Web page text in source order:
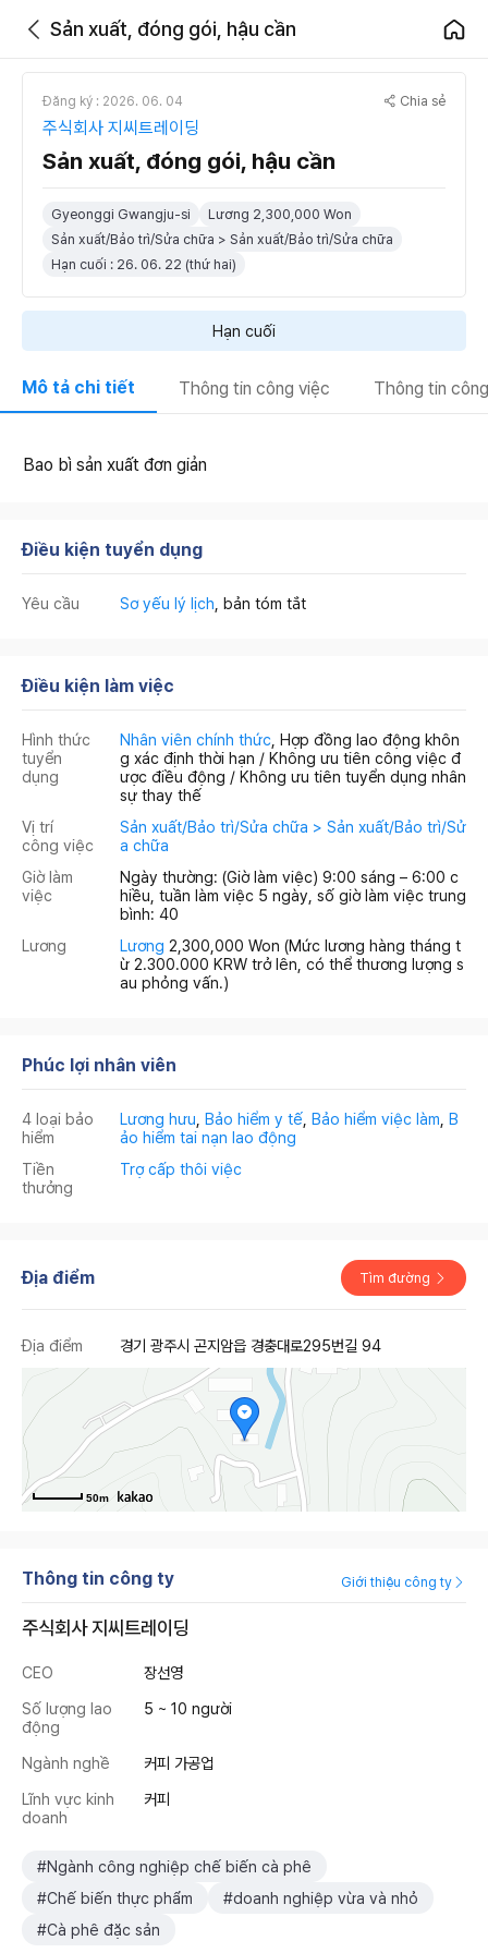
Sản xuất, đóng gói, hậu cần
Đăng ký : 2026. 06. 04 Chia sẻ
주식회사 지씨트레이딩
Sản xuất, đóng gói, hậu cần
Gyeonggi Gwangju-si
Lương 2,300,000 Won
Sản xuất/Bảo trì/Sửa chữa > Sản xuất/Bảo trì/Sửa chữa
Hạn cuối : 26. 06. 22 (thứ hai)
Hạn cuối
Mô tả chi tiết Thông tin công việc Thông tin
Bao bì sản xuất đơn giản
Điều kiện tuyển dụng
Yêu cầu Sơ yếu lý lịch , bản tóm tắt
Điều kiện làm việc
Hình thức
tuyển
dụng
Nhân viên chính thức , Hợp đồng lao động khôn
g xác định thời hạn / Không ưu tiên công việc đ
ược điều động / Không ưu tiên tuyển dụng nhân
sự thay thế
Vị trí
công việc
Sản xuất/Bảo trì/Sửa chữa > Sản xuất/Bảo trì/Sử
a chữa
Giờ làm
việc
Ngày thường: (Giờ làm việc) 9:00 sáng – 6:00 c
hiều, tuần làm việc 5 ngày, số giờ làm việc trung
bình: 40
Lương
Lương 2,300,000 Won (Mức lương hàng tháng t
ừ 2.300.000 KRW trở lên, có thể thương lượng s
au phỏng vấn.)
Phúc lợi nhân viên
4 loại bảo
hiểm
Lương hưu Bảo hiểm y tế Bảo hiểm việc làm B
ảo hiểm tai nạn lao động
Tiền
thưởng
Trợ cấp thôi việc
Địa điểm Tìm đường
Địa điểm 경기 광주시 곤지암읍 경충대로295번길 94
50m
Thông tin công ty Giới thiệu công ty
주식회사 지씨트레이딩
CEO
장선영
Số lượng lao
động
5 ~ 10 người
Ngành nghề
커피 가공업
Lĩnh vực kinh
doanh
커피
#Ngành công nghiệp chế biến cà phê
#Chế biến thực phẩm
#doanh nghiệp vừa và nhỏ
#Cà phê đặc sản